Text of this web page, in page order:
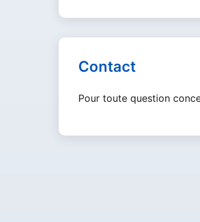
Contact
Pour toute question